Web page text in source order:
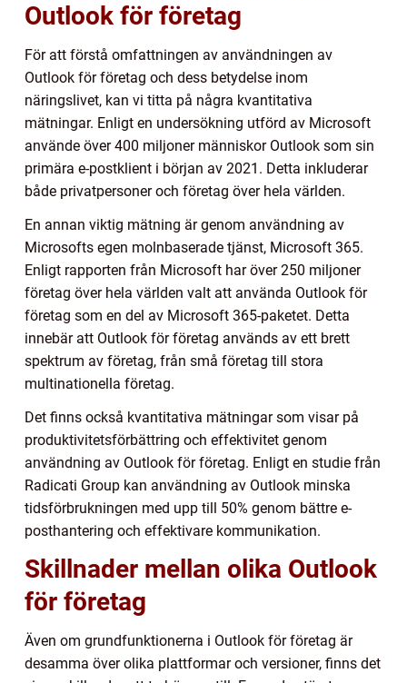
Outlook för företag
För att förstå omfattningen av användningen av
Outlook för företag och dess betydelse inom
näringslivet, kan vi titta på några kvantitativa
mätningar. Enligt en undersökning utförd av Microsoft
använde över 400 miljoner människor Outlook som sin
primära e-postklient i början av 2021. Detta inkluderar
både privatpersoner och företag över hela världen.
En annan viktig mätning är genom användning av
Microsofts egen molnbaserade tjänst, Microsoft 365.
Enligt rapporten från Microsoft har över 250 miljoner
företag över hela världen valt att använda Outlook för
företag som en del av Microsoft 365-paketet. Detta
innebär att Outlook för företag används av ett brett
spektrum av företag, från små företag till stora
multinationella företag.
Det finns också kvantitativa mätningar som visar på
produktivitetsförbättring och effektivitet genom
användning av Outlook för företag. Enligt en studie från
Radicati Group kan användning av Outlook minska
tidsförbrukningen med upp till 50% genom bättre e-
posthantering och effektivare kommunikation.
Skillnader mellan olika Outlook
för företag
Även om grundfunktionerna i Outlook för företag är
desamma över olika plattformar och versioner, finns det